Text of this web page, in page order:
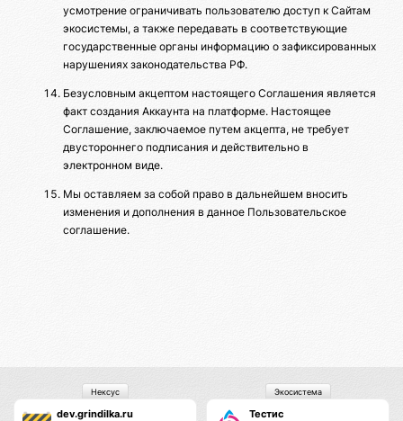
усмотрение ограничивать пользователю доступ к Сайтам
экосистемы, а также передавать в соответствующие
государственные органы информацию о зафиксированных
нарушениях законодательства РФ.
Безусловным акцептом настоящего Соглашения является
факт создания Аккаунта на платформе. Настоящее
Соглашение, заключаемое путем акцепта, не требует
двустороннего подписания и действительно в
электронном виде.
Мы оставляем за собой право в дальнейшем вносить
изменения и дополнения в данное Пользовательское
соглашение.
dev.grindilka.ru
Нексус
Тестис
Экосистема